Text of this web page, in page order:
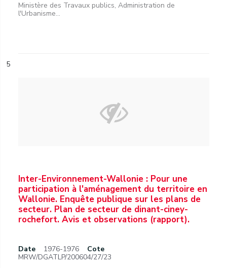
Ministère des Travaux publics, Administration de
l'Urbanisme...
5
Inter-Environnement-Wallonie : Pour une
participation à l'aménagement du territoire en
Wallonie. Enquête publique sur les plans de
secteur. Plan de secteur de dinant-ciney-
rochefort. Avis et observations (rapport).
Date 1976-1976
Cote
MRW/DGATLP/200604/27/23